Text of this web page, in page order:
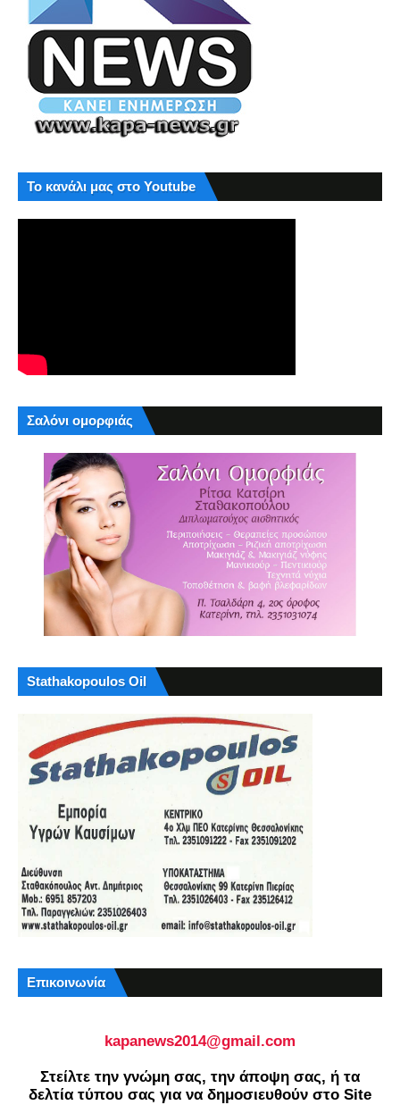
Το κανάλι μας στο Youtube
Σαλόνι ομορφιάς
Stathakopoulos Oil
Επικοινωνία
kapanews2014@gmail.com
Στείλτε την γνώμη σας, την άποψη σας, ή τα
δελτία τύπου σας για να δημοσιευθούν στο Site